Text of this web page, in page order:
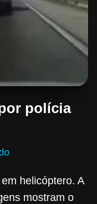
polícia
helicóptero. A
mostram o